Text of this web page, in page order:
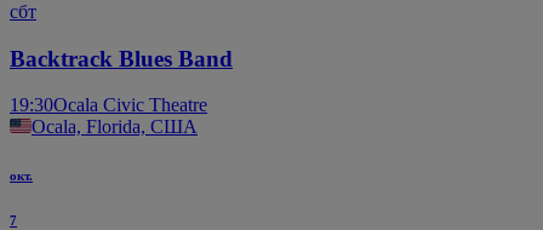
сбт
Backtrack Blues Band
19:30Ocala Civic Theatre
Ocala, Florida, США
окт.
7